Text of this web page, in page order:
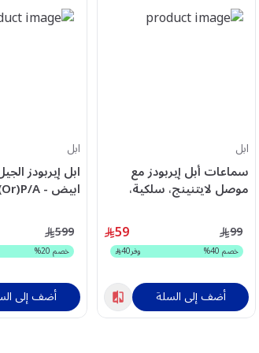
ابل
سماعات أبل إيربودز مع
موصل لايتنينج، سلكية،
59 99
خصم40
% وفر40
أضف إلى السلة
ابل
ابل إيربودز
ابيض - MXP63ZA(Or)P/A
599
خصم 20
%
أضف إلى